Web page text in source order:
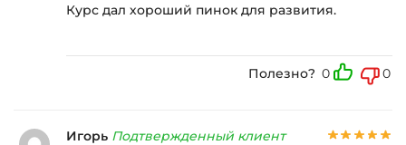
Курс дал хороший пинок для развития.
Полезно? 0 0
Игорь Подтвержденный клиент